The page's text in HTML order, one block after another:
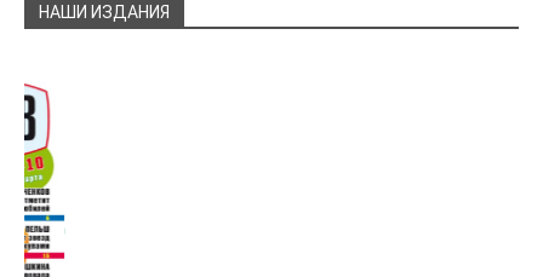
НАШИ ИЗДАНИЯ